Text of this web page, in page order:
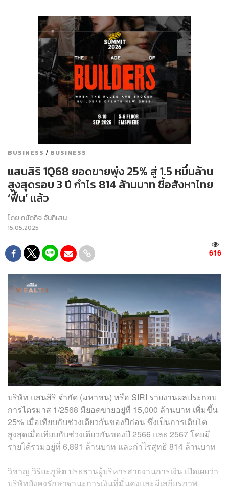
BUSINESS / BUSINESS
แสนสิริ 1Q68 ยอดขายพุ่ง 25% สู่ 1.5 หมื่นล้าน
สูงสุดรอบ 3 ปี กำไร 814 ล้านบาท ชี้อสังหาไทย
‘ฟื้น’ แล้ว
โดยถนัดกิจ จันกิเสน
15.05.2025
616
บริษัท แสนสิริ จำกัด (มหาชน) หรือ SIRI รายงานผลประกอบ
การไตรมาส 1/2568 มียอดขายอยู่ที่ 15,000 ล้านบาท เพิ่มขึ้น
25% เมื่อเทียบกับช่วงเดียวกันของปีก่อน ซึ่งเป็นการเติบโต
สูงสุดเมื่อเทียบกับช่วงเดียวกันของปี 2566 และ 2567 โดยมี
รายได้รวมอยู่ที่ 6,891 ล้านบาท และกำไรสุทธิ 814 ล้านบาท
วิชาญ วิริยะภูษิต ประธานผู้บริหารสายงานการเงิน เปิดเผยว่า
บริษัทยังคงรักษาฐานะการเงินที่มั่นคงและมีเสถียรภาพ